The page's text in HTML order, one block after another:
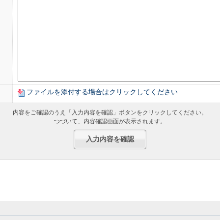
と取り扱いについて
に対して、適切に回答を準備し、ご回答を差し上げる目的の範囲内
す。
せに関しては、回答後速やかに案件（個人情報含む）を削除させてい
が定める個人情報保護方針に従い、適切に管理いたします。
ファイルを添付する場合はクリックしてください
内容をご確認のうえ「入力内容を確認」ボタンをクリックしてください。
つづいて、内容確認画面が表示されます。